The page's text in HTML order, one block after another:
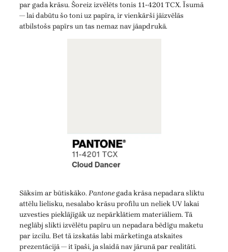
par gada krāsu. Šoreiz izvēlēts tonis 11-4201 TCX. Īsumā
— lai dabūtu šo toni uz papīra, ir vienkārši jāizvēlās
atbilstošs papīrs un tas nemaz nav jāapdrukā.
Sāksim ar būtiskāko. Pantonegada krāsa nepadara sliktu
attēlu lielisku, nesalabo krāsu profilu un neliek UV lakai
uzvesties pieklājīgāk uz nepārklātiem materiāliem. Tā
neglābj slikti izvēlētu papīru un nepadara bēdīgu maketu
par izcilu. Bet tā izskatās labi mārketinga atskaites
prezentācijā — it īpaši, ja slaidā nav jārunā par realitāti.